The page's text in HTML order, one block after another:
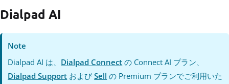
Dialpad AI
Note
Dialpad AI は、 Dialpad Connect の Connect AI プラン、
Dialpad Support およびSell の Premium プランでご利用いた